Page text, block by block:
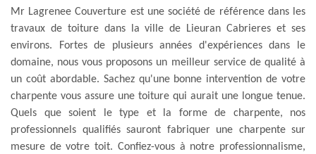
Mr Lagrenee Couverture est une société de référence dans les
travaux de toiture dans la ville de Lieuran Cabrieres et ses
environs. Fortes de plusieurs années d'expériences dans le
domaine, nous vous proposons un meilleur service de qualité à
un coût abordable. Sachez qu'une bonne intervention de votre
charpente vous assure une toiture qui aurait une longue tenue.
Quels que soient le type et la forme de charpente, nos
professionnels qualifiés sauront fabriquer une charpente sur
mesure de votre toit. Confiez-vous à notre professionnalisme,